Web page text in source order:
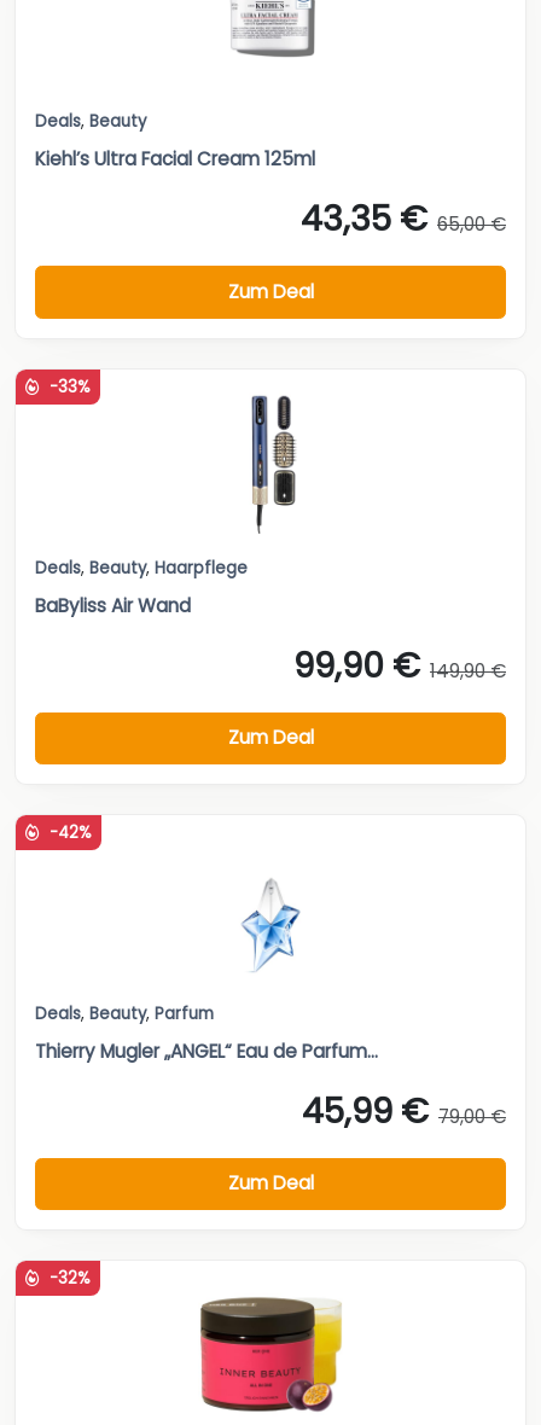
Deals, Beauty
Kiehl’s Ultra Facial Cream 125ml
43,35 € 65,00 €
Zum Deal
-33%
Deals, Beauty, Haarpflege
BaByliss Air Wand
99,90 € 149,90 €
Zum Deal
-42%
Deals, Beauty, Parfum
Thierry Mugler „ANGEL“ Eau de Parfum...
45,99 € 79,00 €
Zum Deal
-32%